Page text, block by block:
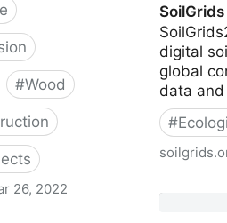
#Wood
26, 2022
digital
global
data
#